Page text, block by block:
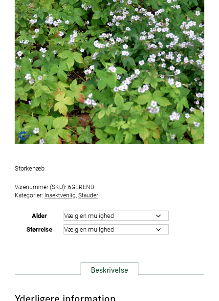
Storkenæb
Varenummer (SKU): 6GEREND
Kategorier: Insektvenlig Stauder
Alder
Størrelse
Beskrivelse